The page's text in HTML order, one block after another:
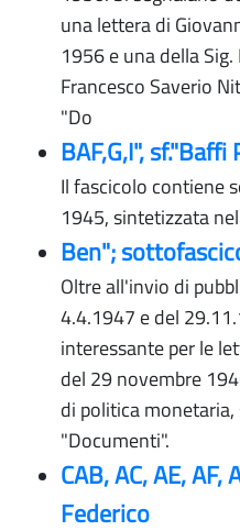
una lettera di
1956 e una della
Francesco Saverio
"Do
BAF,G,I", sf."Baffi
Il fascicolo contiene
1945, sintetizzata
Ben";
Oltre all'invio di
4.4.1947 e del
interessante per le
del 29 novembre
di politica
"Documenti".
CAB, AC, AE,
Federico